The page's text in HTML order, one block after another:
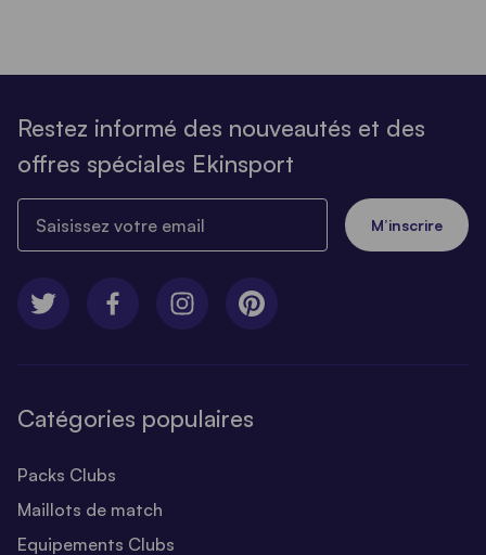
Restez informé des nouveautés et des
offres spéciales Ekinsport
M’inscrire
Catégories populaires
Packs Clubs
Maillots de match
Equipements Clubs